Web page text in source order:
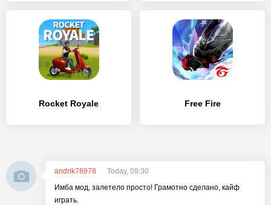
Rocket Royale Free Fire
andrik78978
Today, 09:30
Имба мод, залетело просто! Грамотно сделано, кайф
играть.